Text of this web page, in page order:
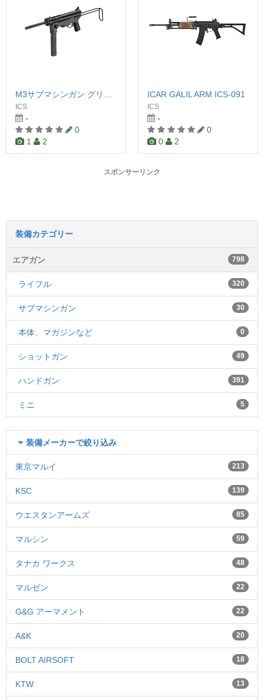
M3サブマシンガン グリースガン
ICS
-
0
1
2
ICAR GALIL ARM ICS-091
ICS
-
0
0
2
スポンサーリンク
装備カテゴリー
エアガン 798
ライフル 320
サブマシンガン 30
本体、マガジンなど 0
ショットガン 49
ハンドガン 391
ミニ 5
装備メーカーで絞り込み
東京マルイ 213
KSC 139
ウエスタンアームズ 85
マルシン 59
タナカ ワークス 48
マルゼン 22
G&G アーマメント 22
A&K 20
BOLT AIRSOFT 18
KTW 13